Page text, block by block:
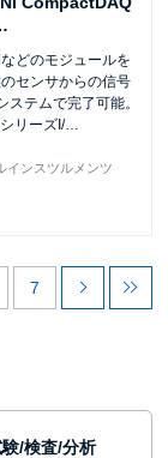
どのモジュールを
センサからの信号
ステムで完了可能。
リーズI/…
インスツルメンツ
7
/検査/分析